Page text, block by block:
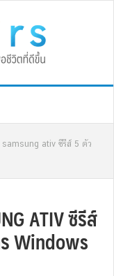
samsung ativ ซีรีส์ 5 ตัว
ATIV ซีรีส์
Windows